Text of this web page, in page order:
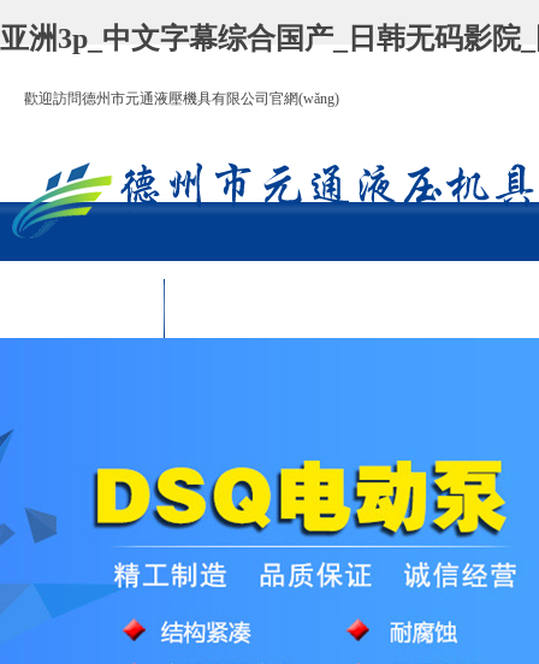
亚洲3p_中文字幕综合国产_日韩无码影院
歡迎訪問德州市元通液壓機具有限公司官網(wǎng)